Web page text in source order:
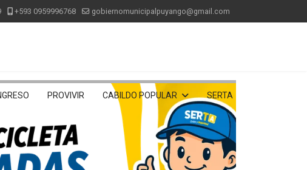
+593 0959996768 gobiernomunicipalpuyango@gmail.com
PROVIVIR CABILDO POPULAR SERTA